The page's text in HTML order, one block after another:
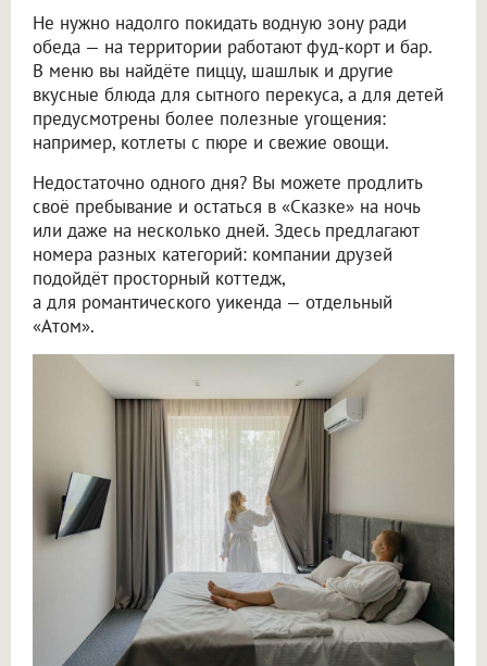
Не нужно надолго покидать водную зону ради
обеда — на территории работают фуд-корт и бар.
В меню вы найдёте пиццу, шашлык и другие
вкусные блюда для сытного перекуса, а для детей
предусмотрены более полезные угощения:
например, котлеты с пюре и свежие овощи.
Недостаточно одного дня? Вы можете продлить
своё пребывание и остаться в «Сказке» на ночь
или даже на несколько дней. Здесь предлагают
номера разных категорий: компании друзей
подойдёт просторный коттедж,
а для романтического уикенда — отдельный
«Атом».